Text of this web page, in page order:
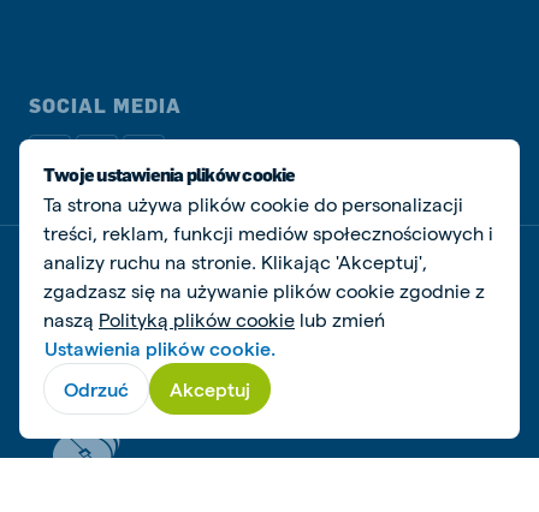
SOCIAL MEDIA
Dokumenty prawne i podatkowe
Polityka prywatności i plików cookie
Zarządzaj ciasteczkami
© De Heus Animal Nutrition
Twoje ustawienia plików cookie
Ta strona używa plików cookie do personalizacji
treści, reklam, funkcji mediów społecznościowych i
analizy ruchu na stronie. Klikając 'Akceptuj',
zgadzasz się na używanie plików cookie zgodnie z
naszą Polityką plików cookie lub zmień
Ustawienia plików cookie.
Odrzuć
Akceptuj